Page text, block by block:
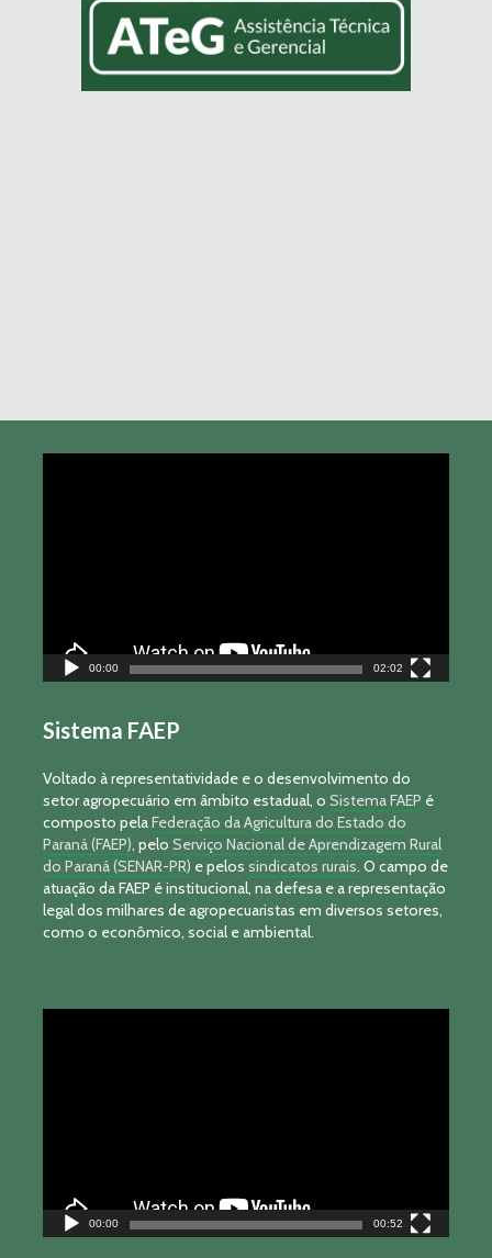
00:00 02:02
Sistema FAEP
Voltado à representatividade e o desenvolvimento do
setor agropecuário em âmbito estadual, o Sistema FAEP é
composto pelaFederação da Agricultura do Estado do
Paraná (FAEP), pelo Serviço Nacional de Aprendizagem Rural
do Paraná (SENAR-PR) e pelos sindicatos rurais. O campo de
atuação da FAEP é institucional, na defesa e a representação
legal dos milhares de agropecuaristas em diversos setores,
como o econômico, social e ambiental.
00:00 00:52